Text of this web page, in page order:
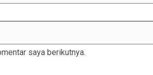
saya berikutnya.